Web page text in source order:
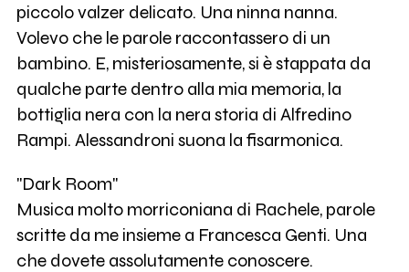
piccolo valzer delicato. Una ninna nanna.
Volevo che le parole raccontassero di un
bambino. E, misteriosamente, si è stappata da
qualche parte dentro alla mia memoria, la
bottiglia nera con la nera storia di Alfredino
Rampi. Alessandroni suona la fisarmonica.
"Dark Room"
Musica molto morriconiana di Rachele, parole
scritte da me insieme a Francesca Genti. Una
che dovete assolutamente conoscere.